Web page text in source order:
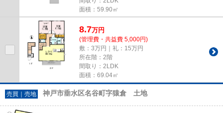
面積：59.90㎡
8.7万円
(管理費・共益費 5,000円)
敷：3万円｜礼：15万円
所在階：2階
間取り：2LDK
面積：69.04㎡
売買｜売地 神戸市垂水区名谷町字猿倉 土地